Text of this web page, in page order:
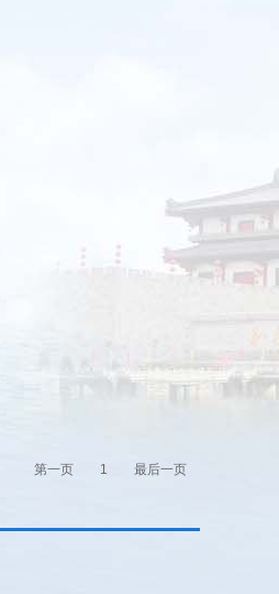
第一页 1 最后一页